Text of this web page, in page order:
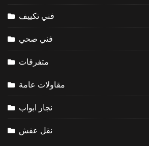
فني تكييف
فني صحي
متفرقات
مقاولات عامة
نجار ابواب
نقل عفش